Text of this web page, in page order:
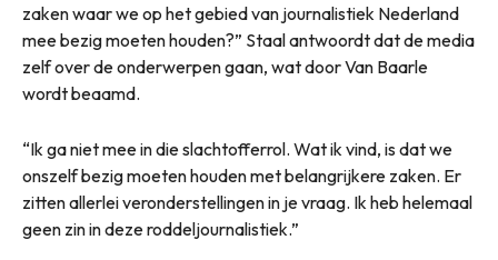
zaken waar we op het gebied van journalistiek Nederland
mee bezig moeten houden?” Staal antwoordt dat de media
zelf over de onderwerpen gaan, wat door Van Baarle
wordt beaamd.
“Ik ga niet mee in die slachtofferrol. Wat ik vind, is dat we
onszelf bezig moeten houden met belangrijkere zaken. Er
zitten allerlei veronderstellingen in je vraag. Ik heb helemaal
geen zin in deze roddeljournalistiek.”